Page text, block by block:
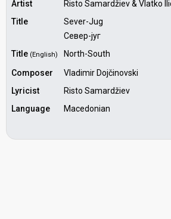
Artist
Risto Samardžiev & Vlatko
Title
Sever-Jug
Север-југ
Title (English)
North-South
Composer
Vladimir Dojčinovski
Lyricist
Risto Samardžiev
Language
Macedonian